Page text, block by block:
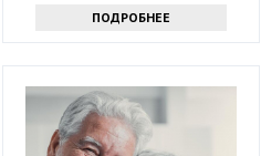
ПОДРОБНЕЕ